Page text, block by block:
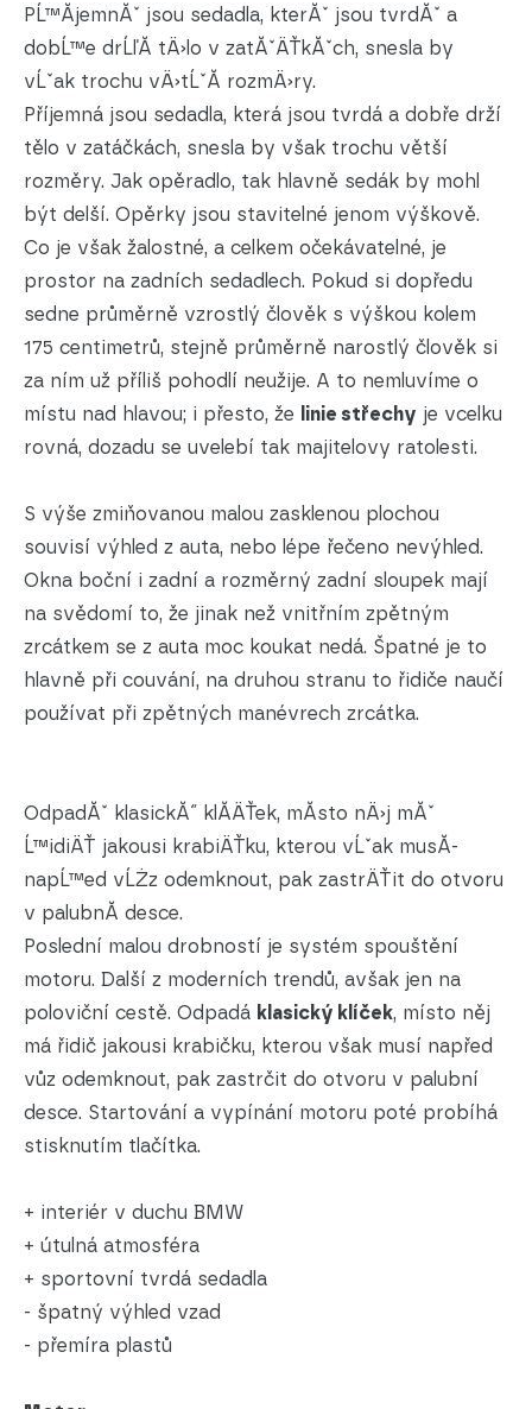
PĹ™Ă­jemnĂˇ jsou sedadla, kterĂˇ jsou tvrdĂˇ a
dobĹ™e drĹľĂ­ tÄ›lo v zatĂˇÄŤkĂˇch, snesla by
vĹˇak trochu vÄ›tĹˇĂ­ rozmÄ›ry.
Příjemná jsou sedadla, která jsou tvrdá a dobře drží
tělo v zatáčkách, snesla by však trochu větší
rozměry. Jak opěradlo, tak hlavně sedák by mohl
být delší. Opěrky jsou stavitelné jenom výškově.
Co je však žalostné, a celkem očekávatelné, je
prostor na zadních sedadlech. Pokud si dopředu
sedne průměrně vzrostlý člověk s výškou kolem
175 centimetrů, stejně průměrně narostlý člověk si
za ním už příliš pohodlí neužije. A to nemluvíme o
místu nad hlavou; i přesto, že linie střechy je vcelku
rovná, dozadu se uvelebí tak majitelovy ratolesti.
S výše zmiňovanou malou zasklenou plochou
souvisí výhled z auta, nebo lépe řečeno nevýhled.
Okna boční i zadní a rozměrný zadní sloupek mají
na svědomí to, že jinak než vnitřním zpětným
zrcátkem se z auta moc koukat nedá. Špatné je to
hlavně při couvání, na druhou stranu to řidiče naučí
používat při zpětných manévrech zrcátka.
OdpadĂˇ klasickĂ˝ klĂ­ÄŤek, mĂ­sto nÄ›j mĂˇ
Ĺ™idiÄŤ jakousi krabiÄŤku, kterou vĹˇak musĂ­
napĹ™ed vĹŻz odemknout, pak zastrÄŤit do otvoru
v palubnĂ­ desce.
Poslední malou drobností je systém spouštění
motoru. Další z moderních trendů, avšak jen na
poloviční cestě. Odpadá klasický klíček, místo něj
má řidič jakousi krabičku, kterou však musí napřed
vůz odemknout, pak zastrčit do otvoru v palubní
desce. Startování a vypínání motoru poté probíhá
stisknutím tlačítka.
+ interiér v duchu BMW
+ útulná atmosféra
+ sportovní tvrdá sedadla
- špatný výhled vzad
- přemíra plastů